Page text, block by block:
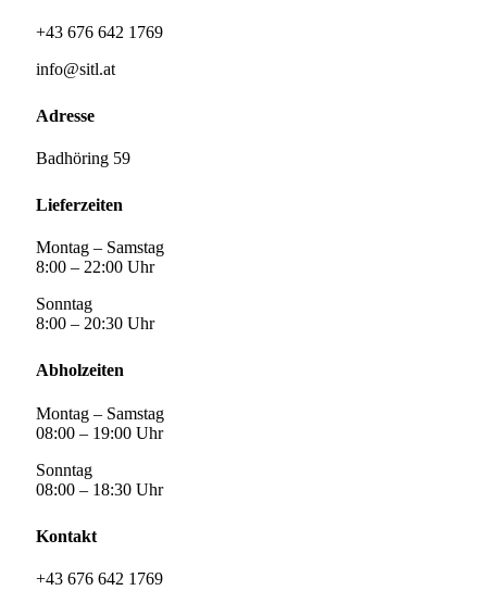
+43 676 642 1769
info@sitl.at
Adresse
Badhöring 59
Lieferzeiten
Montag – Samstag
8:00 – 22:00 Uhr
Sonntag
8:00 – 20:30 Uhr
Abholzeiten
Montag – Samstag
08:00 – 19:00 Uhr
Sonntag
08:00 – 18:30 Uhr
Kontakt
+43 676 642 1769